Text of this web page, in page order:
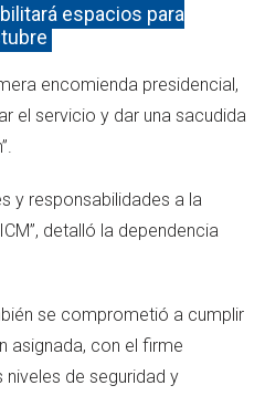
espacios para
encomienda presidencial,
el servicio y dar una sacudida
y responsabilidades a la
detalló la dependencia
se comprometió a cumplir
asignada, con el firme
de seguridad y